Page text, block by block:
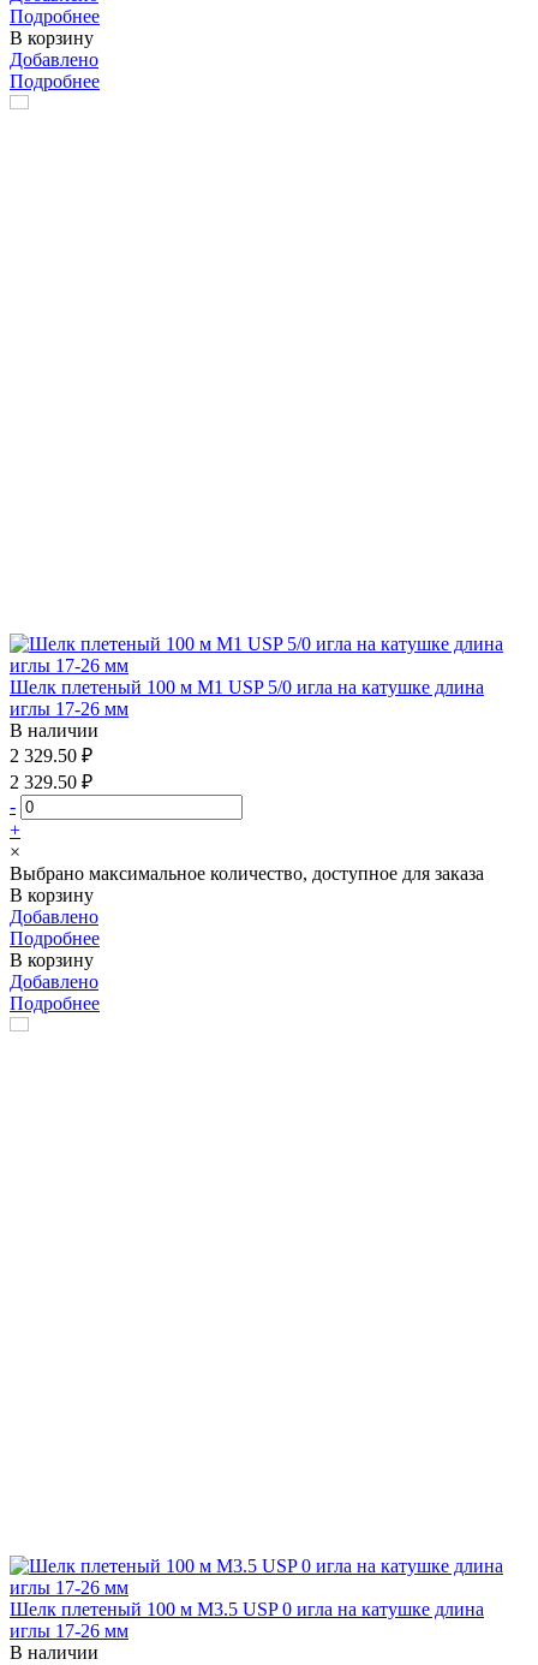
Подробнее
В корзину
Добавлено
Подробнее
Шелк плетеный 100 м М1 USP 5/0 игла на катушке длина
иглы 17-26 мм
В наличии
2 329.50 ₽
2 329.50 ₽
-
+
×
Выбрано максимальное количество, доступное для заказа
В корзину
Добавлено
Подробнее
В корзину
Добавлено
Подробнее
Шелк плетеный 100 м М3.5 USP 0 игла на катушке длина
иглы 17-26 мм
В наличии